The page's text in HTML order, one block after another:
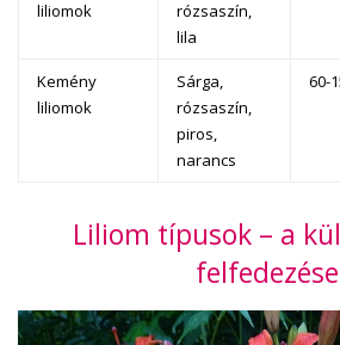
liliomok
rózsaszín,
lila
Kemény
liliomok
Sárga,
rózsaszín,
piros,
narancs
60-
Liliom típusok – a
felfedezése